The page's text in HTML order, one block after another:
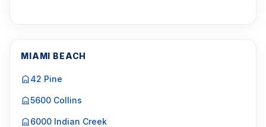
MIAMI BEACH
42 Pine
5600 Collins
6000 Indian Creek